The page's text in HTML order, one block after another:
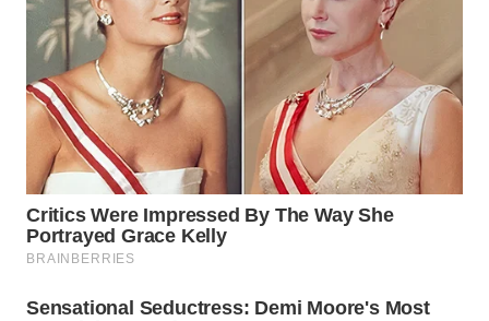
SAMOSIR
WN
PADANG
LAWAS
WN
SUMEDANG
WN